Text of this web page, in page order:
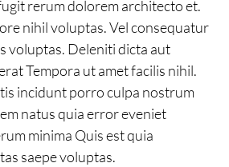
rerum dolorem architecto et.
nihil voluptas. Vel consequatur
voluptas. Deleniti dicta aut
Tempora ut amet facilis nihil.
incidunt porro culpa nostrum
natus quia error eveniet
minima Quis est quia
saepe voluptas.